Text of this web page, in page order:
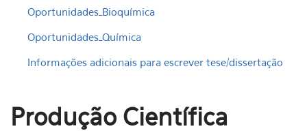
Oportunidades_Bioquímica
Oportunidades_Química
Informações adicionais para escrever tese/dissertação
Produção Científica